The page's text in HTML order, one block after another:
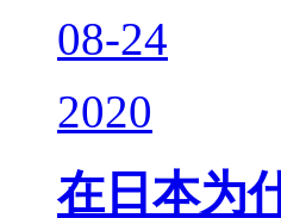
08-24
2020
在日本为